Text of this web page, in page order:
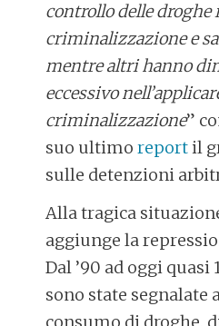
controllo delle
criminalizzazione e
mentre altri hanno
eccessivo
criminalizzazione”
suo ultimoreportil
sulle detenzioni
Alla tragica
aggiunge la
Dal ’90 ad oggi quasi
sono state segnalate